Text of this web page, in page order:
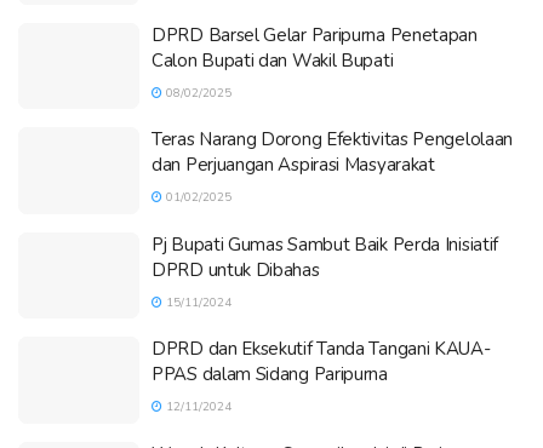
DPRD Barsel Gelar Paripurna Penetapan
Calon Bupati dan Wakil Bupati
08/02/2025
Teras Narang Dorong Efektivitas Pengelolaan
dan Perjuangan Aspirasi Masyarakat
01/02/2025
Pj Bupati Gumas Sambut Baik Perda Inisiatif
DPRD untuk Dibahas
15/11/2024
DPRD dan Eksekutif Tanda Tangani KAUA-
PPAS dalam Sidang Paripurna
12/11/2024